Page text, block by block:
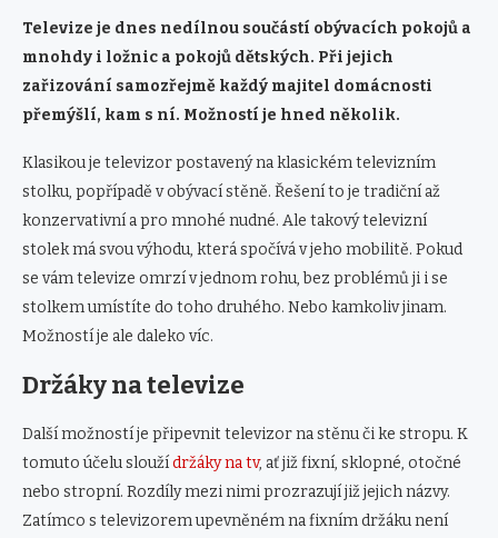
Televize je dnes nedílnou součástí obývacích pokojů a
mnohdy i ložnic a pokojů dětských. Při jejich
zařizování samozřejmě každý majitel domácnosti
přemýšlí, kam s ní. Možností je hned několik.
Klasikou je televizor postavený na klasickém televizním
stolku, popřípadě v obývací stěně. Řešení to je tradiční až
konzervativní a pro mnohé nudné. Ale takový televizní
stolek má svou výhodu, která spočívá v jeho mobilitě. Pokud
se vám televize omrzí v jednom rohu, bez problémů ji i se
stolkem umístíte do toho druhého. Nebo kamkoliv jinam.
Možností je ale daleko víc.
Držáky na televize
Další možností je připevnit televizor na stěnu či ke stropu. K
tomuto účelu sloužídržáky na tv, ať již fixní, sklopné, otočné
nebo stropní. Rozdíly mezi nimi prozrazují již jejich názvy.
Zatímco s televizorem upevněném na fixním držáku není